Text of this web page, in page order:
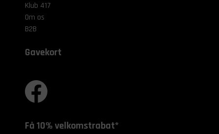
Klub 417
Om os
B2B
Gavekort
Få 10% velkomstrabat*